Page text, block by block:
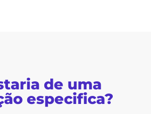
de uma
especifica?